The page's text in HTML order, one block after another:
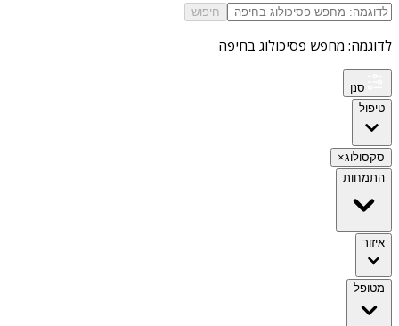
חיפוש
לדוגמה: מחפש פסיכולוג בחיפה
סנן
טיפול
סקסולוג×
התמחות
איזור
מטופל